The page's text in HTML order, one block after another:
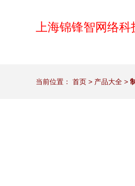
上海锦锋智网络
当前位置： 首页 > 产品大全 >